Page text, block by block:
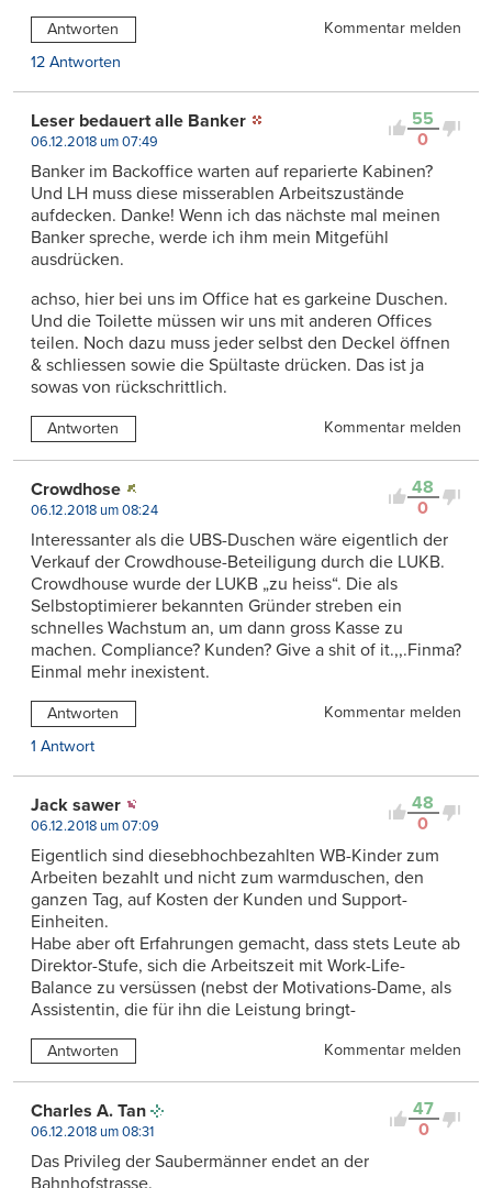
Antworten
Kommentar melden
12 Antworten
55
0
Leser bedauert alle Banker
06.12.2018 um 07:49
Banker im Backoffice warten auf reparierte Kabinen?
Und LH muss diese misserablen Arbeitszustände
aufdecken. Danke! Wenn ich das nächste mal meinen
Banker spreche, werde ich ihm mein Mitgefühl
ausdrücken.
achso, hier bei uns im Office hat es garkeine Duschen.
Und die Toilette müssen wir uns mit anderen Offices
teilen. Noch dazu muss jeder selbst den Deckel öffnen
& schliessen sowie die Spültaste drücken. Das ist ja
sowas von rückschrittlich.
Antworten Kommentar melden
48
0
Crowdhose
06.12.2018 um 08:24
Interessanter als die UBS-Duschen wäre eigentlich der
Verkauf der Crowdhouse-Beteiligung durch die LUKB.
Crowdhouse wurde der LUKB „zu heiss“. Die als
Selbstoptimierer bekannten Gründer streben ein
schnelles Wachstum an, um dann gross Kasse zu
machen. Compliance? Kunden? Give a shit of it.,,.Finma?
Einmal mehr inexistent.
Antworten
Kommentar melden
1 Antwort
48
0
Jack sawer
06.12.2018 um 07:09
Eigentlich sind diesebhochbezahlten WB-Kinder zum
Arbeiten bezahlt und nicht zum warmduschen, den
ganzen Tag, auf Kosten der Kunden und Support-
Einheiten.
Habe aber oft Erfahrungen gemacht, dass stets Leute ab
Direktor-Stufe, sich die Arbeitszeit mit Work-Life-
Balance zu versüssen (nebst der Motivations-Dame, als
Assistentin, die für ihn die Leistung bringt-
Antworten Kommentar melden
47
0
Charles A. Tan
06.12.2018 um 08:31
Das Privileg der Saubermänner endet an der